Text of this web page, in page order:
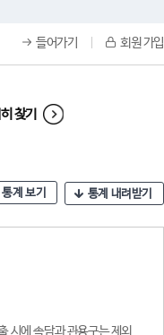
들어가기 회원 가입
찾기
통계 보기 통계 내려받기
시에 속담과 관용구는 제외